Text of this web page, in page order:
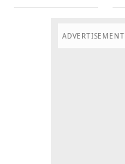
ADVERTISEMENT